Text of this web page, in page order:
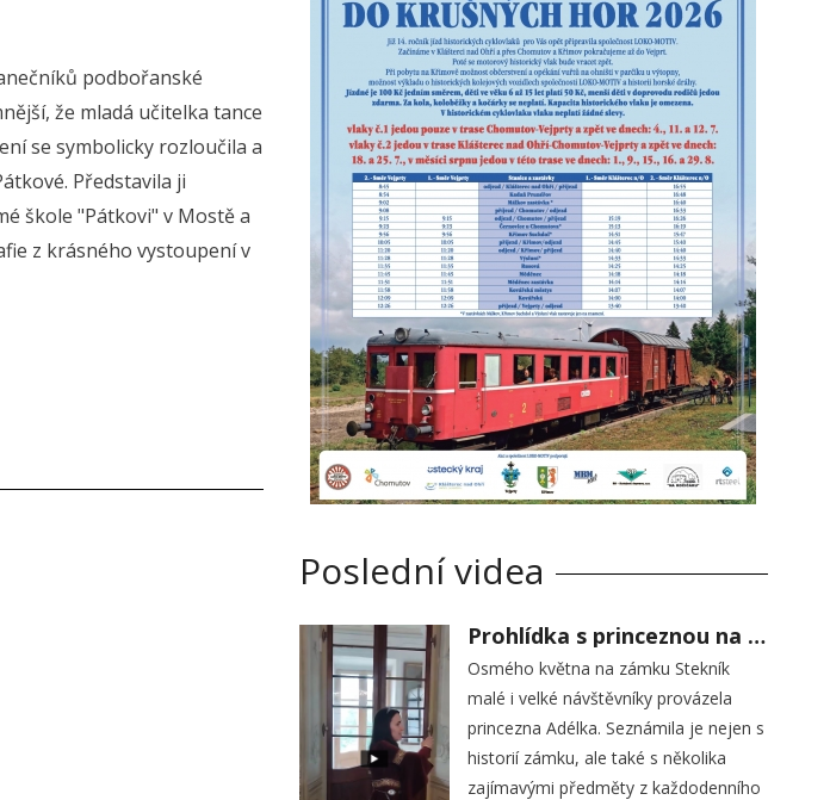
podbořanské
že mladá učitelka tance
se symbolicky rozloučila a
Představila ji
škole "Pátkovi" v Mostě a
z krásného vystoupení v
Poslední videa
Prohlídka s princeznou na zámku Stekník
Osmého května na zámku Stekník
malé i velké návštěvníky provázela
princezna Adélka. Seznámila je nejen s
historií zámku, ale také s několika
zajímavými předměty z každodenního